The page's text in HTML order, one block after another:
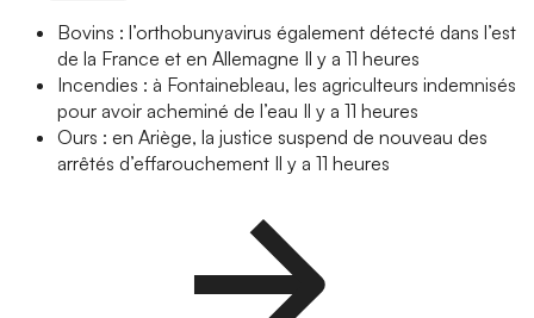
Bovins : l’orthobunyavirus également détecté dans l’est
de la France et en Allemagne Il y a 11 heures
Incendies : à Fontainebleau, les agriculteurs indemnisés
pour avoir acheminé de l’eau Il y a 11 heures
Ours : en Ariège, la justice suspend de nouveau des
arrêtés d’effarouchement Il y a 11 heures